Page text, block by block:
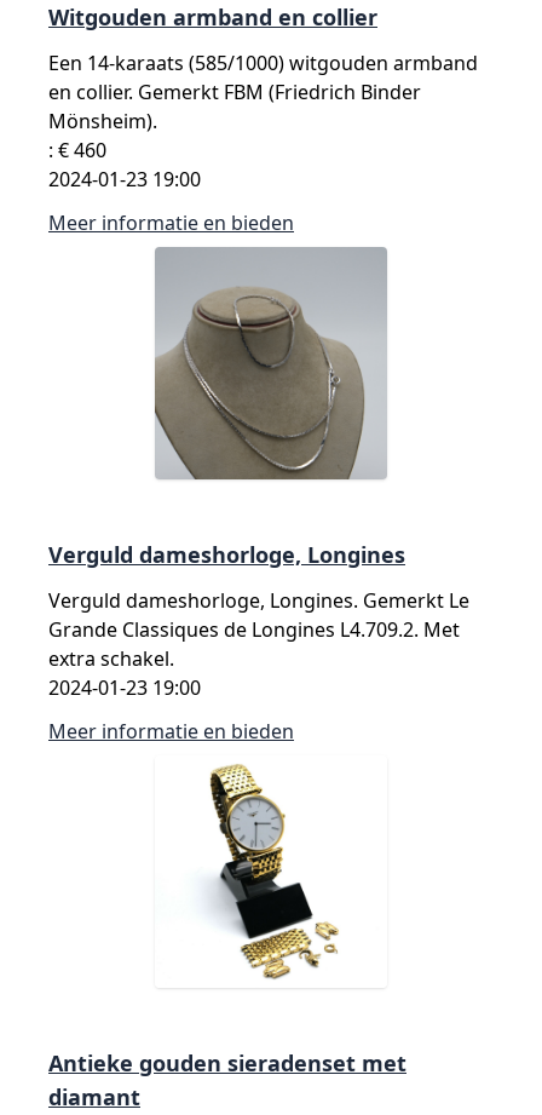
Witgouden armband en collier
Een 14-karaats (585/1000) witgouden armband
en collier. Gemerkt FBM (Friedrich Binder
Mönsheim).
: € 460
2024-01-23 19:00
Meer informatie en bieden
Verguld dameshorloge, Longines
Verguld dameshorloge, Longines. Gemerkt Le
Grande Classiques de Longines L4.709.2. Met
extra schakel.
2024-01-23 19:00
Meer informatie en bieden
Antieke gouden sieradenset met
diamant